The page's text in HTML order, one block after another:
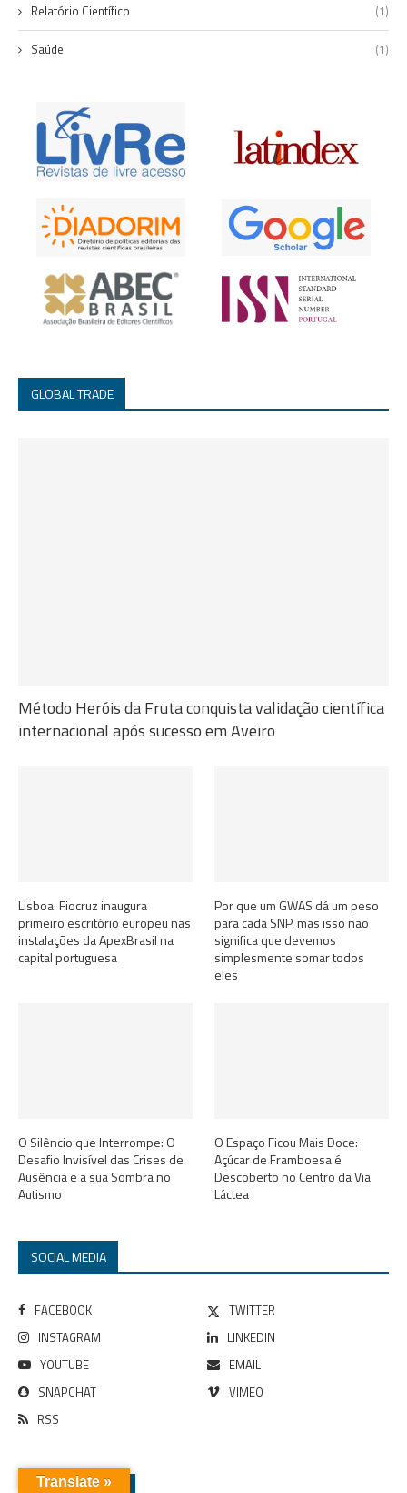
Relatório Científico (1)
Saúde (1)
GLOBAL TRADE
Método Heróis da Fruta conquista validação científica
internacional após sucesso em Aveiro
Lisboa: Fiocruz inaugura
primeiro escritório europeu nas
instalações da ApexBrasil na
capital portuguesa
Por que um GWAS dá um peso
para cada SNP, mas isso não
significa que devemos
simplesmente somar todos
eles
O Silêncio que Interrompe: O
Desafio Invisível das Crises de
Ausência e a sua Sombra no
Autismo
O Espaço Ficou Mais Doce:
Açúcar de Framboesa é
Descoberto no Centro da Via
Láctea
SOCIAL MEDIA
FACEBOOK
TWITTER
INSTAGRAM
LINKEDIN
YOUTUBE
EMAIL
SNAPCHAT
VIMEO
RSS
Translate »